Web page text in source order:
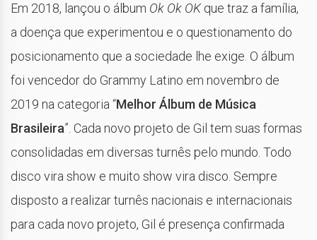
Em 2018, lançou o álbum Ok Ok OKque traz a família,
a doença que experimentou e o questionamento do
posicionamento que a sociedade lhe exige. O álbum
foi vencedor do Grammy Latino em novembro de
2019 na categoria “Melhor Álbum de Música
Brasileira”. Cada novo projeto de Gil tem suas formas
consolidadas em diversas turnês pelo mundo. Todo
disco vira show e muito show vira disco. Sempre
disposto a realizar turnês nacionais e internacionais
para cada novo projeto, Gil é presença confirmada